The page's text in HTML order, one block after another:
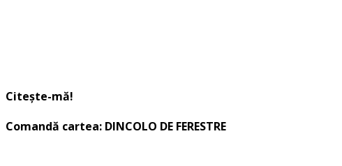
Citește-mă!
Comandă cartea: DINCOLO DE FERESTRE